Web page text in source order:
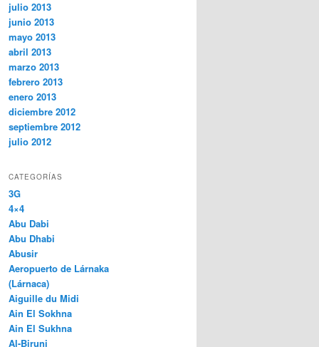
julio 2013
junio 2013
mayo 2013
abril 2013
marzo 2013
febrero 2013
enero 2013
diciembre 2012
septiembre 2012
julio 2012
CATEGORÍAS
3G
4×4
Abu Dabi
Abu Dhabi
Abusir
Aeropuerto de Lárnaka
(Lárnaca)
Aiguille du Midi
Ain El Sokhna
Ain El Sukhna
Al-Biruni